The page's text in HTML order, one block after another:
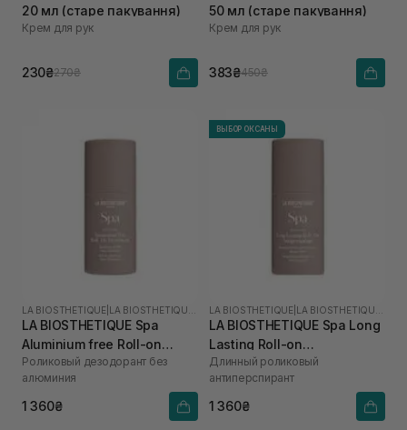
20 мл (старе пакування)
Крем для рук
230₴270₴
50 мл (старе пакування)
Крем для рук
383₴450₴
LA BIOSTHETIQUE
LA BIOSTHETIQUE Spa
Aluminium free Roll-on
Deodorant 50 мл
Роликовый дезодорант без
алюминия
1 360₴
ВЫБОР ОКСАНЫ
LA BIOSTHETIQUE
LA BIOSTHETIQUE Spa Long
Lasting Roll-on
Antiperspirant 50 мл
Длинный роликовый
антиперспирант
1 360₴